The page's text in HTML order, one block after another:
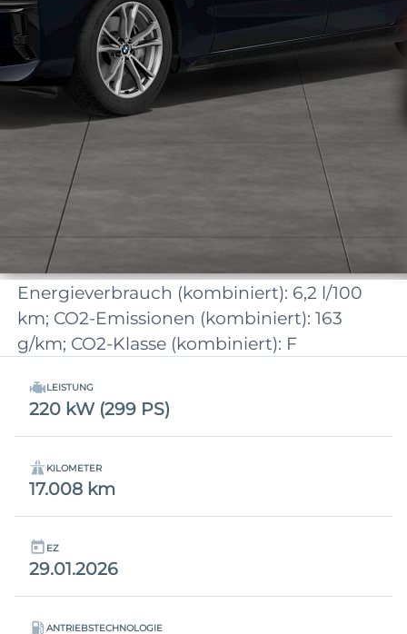
Energieverbrauch (kombiniert): 6,2 l/100
km; CO2-Emissionen (kombiniert): 163
g/km; CO2-Klasse (kombiniert): F
LEISTUNG
220 kW (299 PS)
KILOMETER
17.008 km
EZ
29.01.2026
ANTRIEBSTECHNOLOGIE